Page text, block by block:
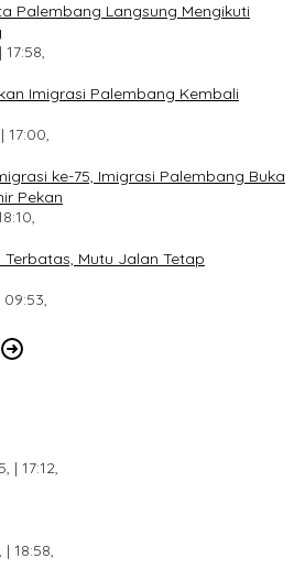
Palembang Langsung Mengikuti
Imigrasi Palembang Kembali
17:00,
ke-75, Imigrasi Palembang Buka
Pekan
Terbatas, Mutu Jalan Tetap
| 17:12,
18:58,